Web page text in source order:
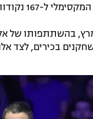
ל-167 נקודות.
בהשתתפותו של